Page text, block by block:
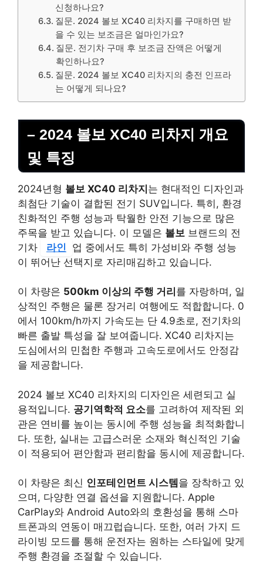
신청하나요?
질문. 2024 볼보 XC40 리차지를 구매하면 받
을 수 있는 보조금은 얼마인가요?
질문. 전기차 구매 후 보조금 잔액은 어떻게
확인하나요?
질문. 2024 볼보 XC40 리차지의 충전 인프라
는 어떻게 되나요?
– 2024 볼보 XC40 리차지 개요
및 특징
2024년형 볼보 XC40 리차지는 현대적인 디자인과
최첨단 기술이 결합된 전기 SUV입니다. 특히, 환경
친화적인 주행 성능과 탁월한 안전 기능으로 많은
주목을 받고 있습니다. 이 모델은 볼보 브랜드의 전
기차
라인
업 중에서도 특히 가성비와 주행 성능
이 뛰어난 선택지로 자리매김하고 있습니다.
이 차량은 500km 이상의 주행 거리 를 자랑하며, 일
상적인 주행은 물론 장거리 여행에도 적합합니다. 0
에서 100km/h까지 가속도는 단 4.9초로, 전기차의
빠른 출발 특성을 잘 보여줍니다. XC40 리차지는
도심에서의 민첩한 주행과 고속도로에서도 안정감
을 제공합니다.
2024 볼보 XC40 리차지의 디자인은 세련되고 실
용적입니다. 공기역학적 요소를 고려하여 제작된 외
관은 연비를 높이는 동시에 주행 성능을 최적화합니
다. 또한, 실내는 고급스러운 소재와 혁신적인 기술
이 적용되어 편안함과 편리함을 동시에 제공합니다.
이 차량은 최신 인포테인먼트 시스템 을 장착하고 있
으며, 다양한 연결 옵션을 지원합니다. Apple
CarPlay와 Android Auto와의 호환성을 통해 스마
트폰과의 연동이 매끄럽습니다. 또한, 여러 가지 드
라이빙 모드를 통해 운전자는 원하는 스타일에 맞게
주행 환경을 조절할 수 있습니다.